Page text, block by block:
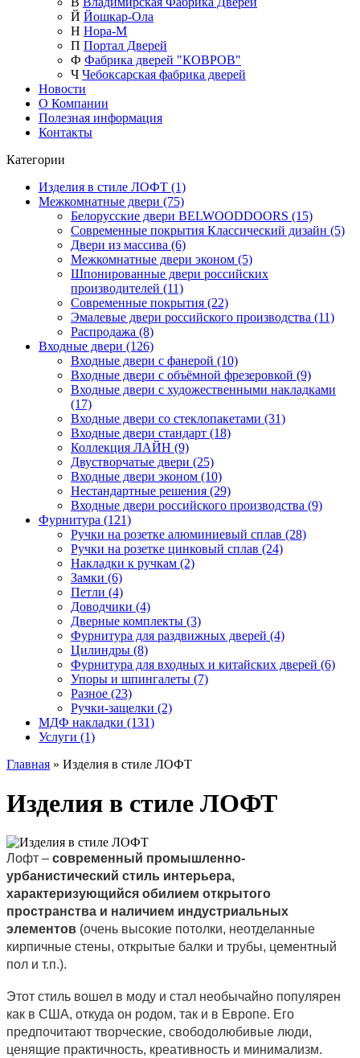
Й Йошкар-Ола
Н Нора-М
П Портал Дверей
Ф Фабрика дверей "КОВРОВ"
Ч Чебоксарская фабрика дверей
Новости
О Компании
Полезная информация
Контакты
Категории
Изделия в стиле ЛОФТ (1)
Межкомнатные двери (75)
Белорусские двери BELWOODDOORS (15)
Современные покрытия Классический дизайн (5)
Двери из массива (6)
Межкомнатные двери эконом (5)
Шпонированные двери российских
производителей (11)
Современные покрытия (22)
Эмалевые двери российского производства (11)
Распродажа (8)
Входные двери (126)
Входные двери с фанерой (10)
Входные двери с объёмной фрезеровкой (9)
Входные двери с художественными накладками
(17)
Входные двери со стеклопакетами (31)
Входные двери стандарт (18)
Коллекция ЛАЙН (9)
Двустворчатые двери (25)
Входные двери эконом (10)
Нестандартные решения (29)
Входные двери российского производства (9)
Фурнитура (121)
Ручки на розетке алюминиевый сплав (28)
Ручки на розетке цинковый сплав (24)
Накладки к ручкам (2)
Замки (6)
Петли (4)
Доводчики (4)
Дверные комплекты (3)
Фурнитура для раздвижных дверей (4)
Цилиндры (8)
Фурнитура для входных и китайских дверей (6)
Упоры и шпингалеты (7)
Разное (23)
Ручки-защелки (2)
МДФ накладки (131)
Услуги (1)
Главная » Изделия в стиле ЛОФТ
Изделия в стиле ЛОФТ
Лофт – современный промышленно-
урбанистический стиль интерьера,
характеризующийся обилием открытого
пространства и наличием индустриальных
элементов (очень высокие потолки, неотделанные
кирпичные стены, открытые балки и трубы, цементный
пол и т.п.).
Этот стиль вошел в моду и стал необычайно популярен
как в США, откуда он родом, так и в Европе. Его
предпочитают творческие, свободолюбивые люди,
ценящие практичность, креативность и минимализм.